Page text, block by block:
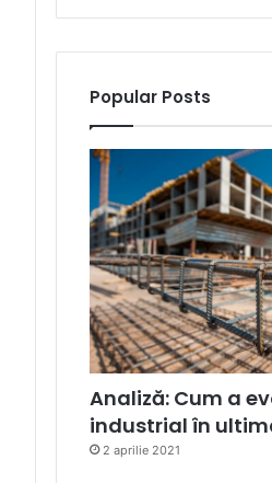
Popular Posts
Analiză: Cum a
industrial în
2 aprilie 2021